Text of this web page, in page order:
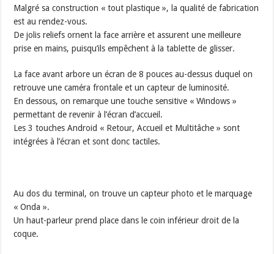
Malgré sa construction « tout plastique », la qualité de fabrication
est au rendez-vous.
De jolis reliefs ornent la face arrière et assurent une meilleure
prise en mains, puisqu’ils empêchent à la tablette de glisser.
La face avant arbore un écran de 8 pouces au-dessus duquel on
retrouve une caméra frontale et un capteur de luminosité.
En dessous, on remarque une touche sensitive « Windows »
permettant de revenir à l’écran d’accueil.
Les 3 touches Android « Retour, Accueil et Multitâche » sont
intégrées à l’écran et sont donc tactiles.
Au dos du terminal, on trouve un capteur photo et le marquage
« Onda ».
Un haut-parleur prend place dans le coin inférieur droit de la
coque.